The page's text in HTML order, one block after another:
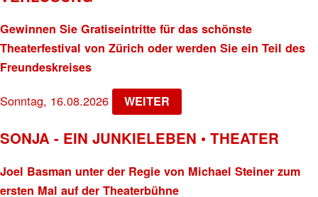
Gewinnen Sie Gratiseintritte für das schönste
Theaterfestival von Zürich oder werden Sie ein Teil des
Freundeskreises
Sonntag, 16.08.2026 WEITER
SONJA - EIN JUNKIELEBEN • THEATER
Joel Basman unter der Regie von Michael Steiner zum
ersten Mal auf der Theaterbühne